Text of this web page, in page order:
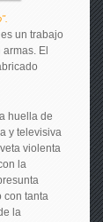
un trabajo
El
huella de
y televisiva
violenta
la
con tanta
la